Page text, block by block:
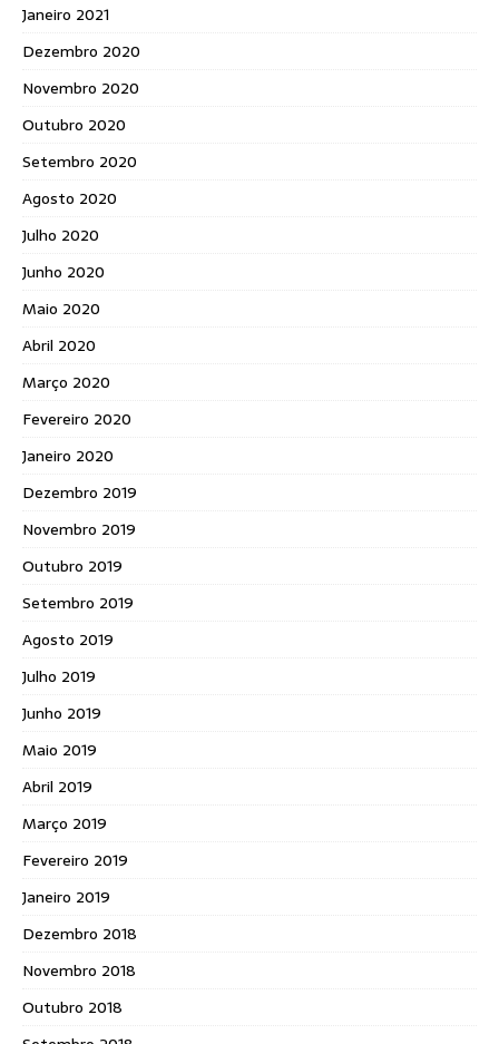
Janeiro 2021
Dezembro 2020
Novembro 2020
Outubro 2020
Setembro 2020
Agosto 2020
Julho 2020
Junho 2020
Maio 2020
Abril 2020
Março 2020
Fevereiro 2020
Janeiro 2020
Dezembro 2019
Novembro 2019
Outubro 2019
Setembro 2019
Agosto 2019
Julho 2019
Junho 2019
Maio 2019
Abril 2019
Março 2019
Fevereiro 2019
Janeiro 2019
Dezembro 2018
Novembro 2018
Outubro 2018